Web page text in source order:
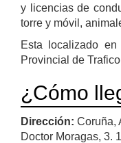
y licencias de
torre y móvil,
Esta localizado
Provincial de
¿Cómo
Dirección: Coruña,
Doctor Moragas, 3.